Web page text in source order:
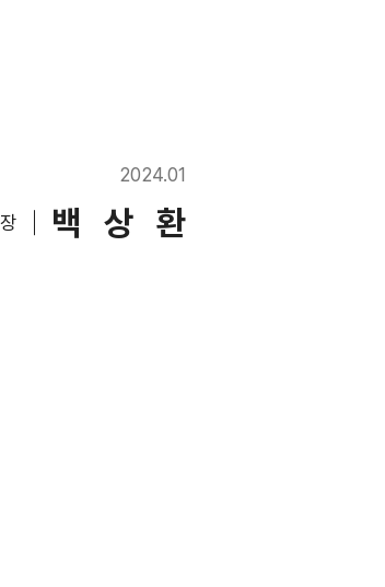
2024.01
백 상 환